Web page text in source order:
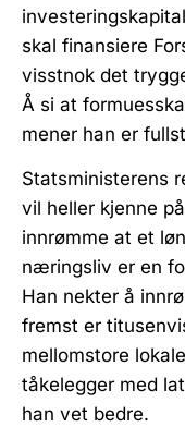
skal finansiere
visstnok det
Å si at
mener han er
Statsministerens
vil heller kjenne
innrømme at et
næringsliv er en
Han nekter å
fremst er
mellomstore
tåkelegger med
han vet bedre.